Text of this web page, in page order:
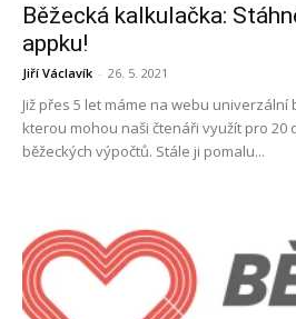
Běžecká kalkulačka:
appku!
Jiří Václavík - 26. 5. 2021
Již přes 5 let máme na webu univerzální
kterou mohou naši čtenáři využít pro 20
běžeckých výpočtů. Stále ji pomalu...